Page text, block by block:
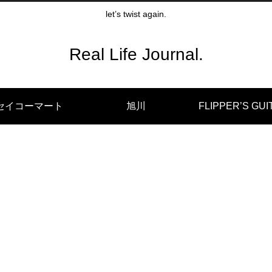
let’s twist again.
Real Life Journal.
イコーマート 旭川 FLIPPER’S